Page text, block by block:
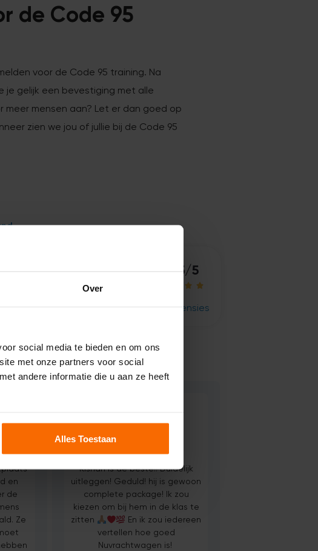
Over
social media te bieden en om ons
met onze partners voor social
andere informatie die u aan ze heeft
Alles Toestaan
de Code 95
voor de Code 95 training. Na
je gelijk een bevestiging met alle
meer mensen aan? Let er dan goed op
zien we jou of jullie bij de Code 95
 
5/5
 
1.132 recensies
en
de
Ze

Kishan is de beste!! Duidelijk
uitleggen! Geduld! hij is gewoon
complete package! Ik zou
kiezen om bij hem in de klas te
zitten
En ik zou iedereen
vertellen hoe goed
Nuvrachtwagen is!